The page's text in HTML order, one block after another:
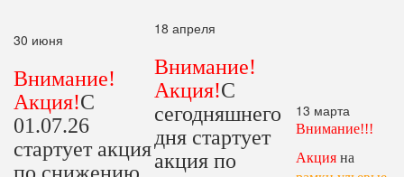
30 июня
Внимание!
Акция!С
01.07.26
стартует акция
18 апреля
Внимание!
Акция!С
сегодняшнего
дня стартует
акция по
13 марта
Внимание!!!
Акция на